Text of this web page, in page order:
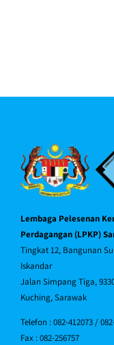
Lembaga Pelesenan
Perdagangan (LPKP)
Tingkat 12, Bangunan
Iskandar
Jalan Simpang Tiga,
Kuching, Sarawak
Telefon : 082-412073 /
Fax : 082-256757
Portal MyGov
Piagam Pelanggan
Soalan Lazim/FAQ
Direktori Pegawai